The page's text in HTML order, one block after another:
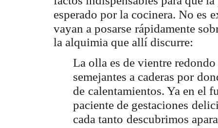
esperado por la cocinera. No es
vayan a posarse rápidamente
la alquimia que allí discurre:
La olla es de vientre
semejantes a caderas por
de calentamientos. Ya en el
paciente de gestaciones
cada tanto descubrimos